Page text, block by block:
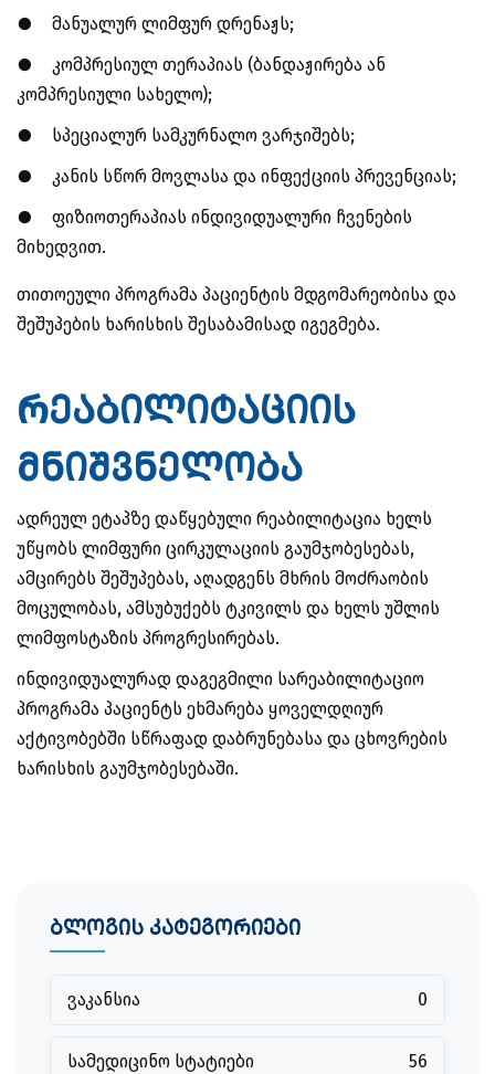
●
მანუალურ ლიმფურ დრენაჟს;
●
კომპრესიულ თერაპიას (ბანდაჟირება ან
კომპრესიული სახელო);
●
სპეციალურ სამკურნალო ვარჯიშებს;
●
კანის სწორ მოვლასა და ინფექციის პრევენციას;
●
ფიზიოთერაპიას ინდივიდუალური ჩვენების
მიხედვით.
თითოეული პროგრამა პაციენტის მდგომარეობისა და
შეშუპების ხარისხის შესაბამისად იგეგმება.
რეაბილიტაციის
მნიშვნელობა
ადრეულ ეტაპზე დაწყებული რეაბილიტაცია ხელს
უწყობს ლიმფური ცირკულაციის გაუმჯობესებას,
ამცირებს შეშუპებას, აღადგენს მხრის მოძრაობის
მოცულობას, ამსუბუქებს ტკივილს და ხელს უშლის
ლიმფოსტაზის პროგრესირებას.
ინდივიდუალურად დაგეგმილი სარეაბილიტაციო
პროგრამა პაციენტს ეხმარება ყოველდღიურ
აქტივობებში სწრაფად დაბრუნებასა და ცხოვრების
ხარისხის გაუმჯობესებაში.
ბლოგის კატეგორიები
ვაკანსია 0
სამედიცინო სტატიები 56